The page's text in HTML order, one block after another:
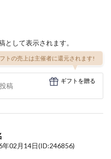
として表示されます。
トの売上は主催者に還元されます!
ギフトを贈る
年02月14日(ID:246856)